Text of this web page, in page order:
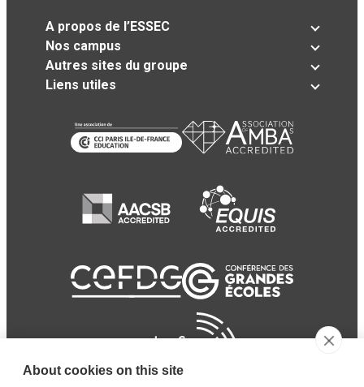
A propos de l’ESSEC
Nos campus
Autres sites du groupe
Liens utiles
About cookies on this site